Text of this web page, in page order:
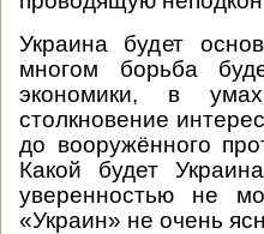
Украина будет
многом борьба
экономики, в
столкновение
до вооружённого
Какой будет
уверенностью не
«Украин» не очень